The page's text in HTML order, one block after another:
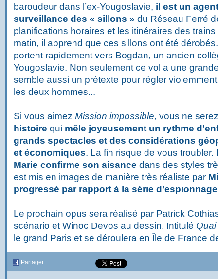
baroudeur dans l’ex-Yougoslavie, il est un
surveillance des « sillons » du Réseau Ferré
planifications horaires et les itinéraires des
matin, il apprend que ces sillons ont été
portent rapidement vers Bogdan, un ancien
Yougoslavie. Non seulement ce vol a une
semble aussi un prétexte pour régler
les deux hommes...
Si vous aimez Mission impossible, vous ne
histoire qui mêle joyeusement un rythme
grands spectacles et des considérations
et économiques. La fin risque de vous
Marie confirme son aisance dans des styles
est mis en images de manière très réaliste par
progressé par rapport à la série
Le prochain opus sera réalisé par Patrick
scénario et Winoc Devos au dessin. Intitulé Quai
le grand Paris et se déroulera en Île de France
Partager